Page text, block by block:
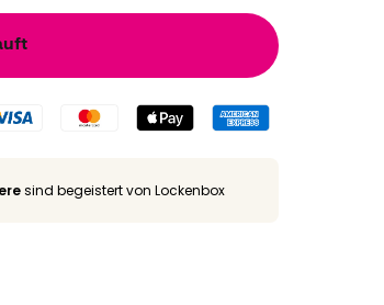
sind begeistert von Lockenbox